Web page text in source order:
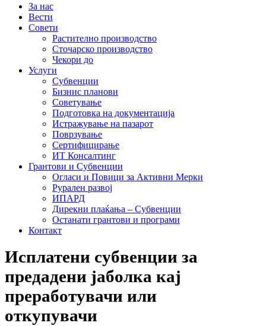
За нас
Вести
Совети
Растително производство
Сточарско производство
Чекори до
Услуги
Субвенции
Бизнис планови
Советување
Подготовка на документација
Истражување на пазарот
Поврзување
Сертифицирање
ИТ Консалтинг
Грантови и Субвенции
Огласи и Повици за Активни Мерки
Рурален развој
ИПАРД
Дирекни плаќања – Субвенции
Останати грантови и програми
Контакт
Исплатени субвенции за
предадени јаболка кај
преработувачи или
откупувачи